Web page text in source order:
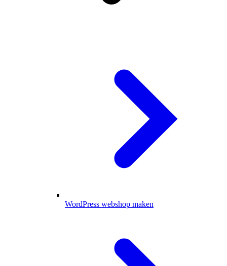
WordPress webshop maken